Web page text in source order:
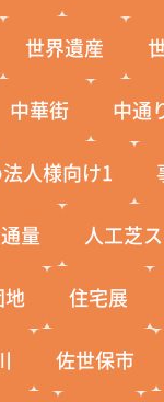
世界遺産
中華街 中通
人様向け1
量 人工芝
地 住宅展
佐世保市